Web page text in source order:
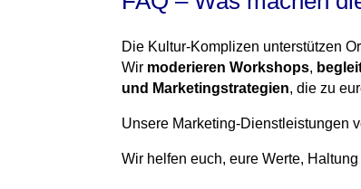
Die Kultur-Komplizen unterstützen
Wir moderieren Workshops,
und Marketingstrategien, die zu
Unsere Marketing-Dienstleistungen
Wir helfen euch, eure Werte,